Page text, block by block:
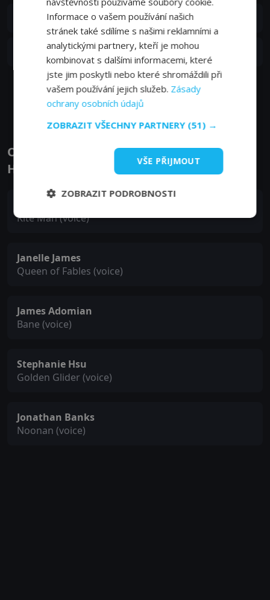
7. epizoda:7. epizoda
6. epizoda:6. epizoda
15. 08. 2024
Zobrazit další epizody
Obsazení filmu nebo pořadu Kite Man:
Hell Yeah! - Herci a tvůrci
Kite Man (voice)
Janelle James
Queen of Fables (voice)
James Adomian
Bane (voice)
Stephanie Hsu
Golden Glider (voice)
Jonathan Banks
Noonan (voice)
Informace o vašem používání našich
stránek také sdílíme s našimi reklamními a
analytickými partnery, kteří je mohou
kombinovat s dalšími informacemi, které
jste jim poskytli nebo které shromáždili při
vašem používání jejich služeb. Zásady
ochrany osobních údajů
ZOBRAZIT VŠECHNY PARTNERY (51) →
VŠE PŘIJMOUT
ZOBRAZIT PODROBNOSTI